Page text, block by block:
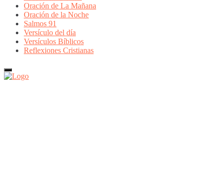
Oración de La Mañana
Oración de la Noche
Salmos 91
Versículo del día
Versículos Bíblicos
Reflexiones Cristianas